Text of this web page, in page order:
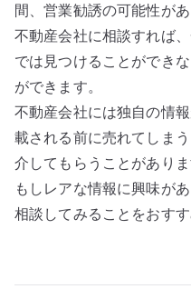
間、営業勧誘の可能性が
不動産会社に相談すれば
では見つけることができ
ができます。
不動産会社には独自の情
載される前に売れてしま
介してもらうことがありま
もしレアな情報に興味が
相談してみることをおすす